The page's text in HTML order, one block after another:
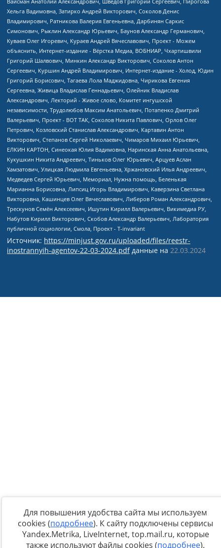
Источник: https://minjust.gov.ru/uploaded/files/reestr-
inostrannyih-agentov-22-03-2024.pdfданные на 22.03.2024
Для повышения удобства сайта мы используем
cookies (подробнее). К сайту подключены сервисы
Yandex.Metrika, LiveInternet, top.mail.ru, которые
также используют файлы cookies (подробнее).